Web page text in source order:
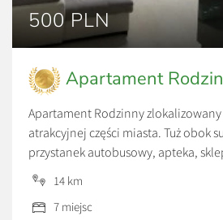
500 PLN
Apartament
Apartament Rodzinny
atrakcyjnej części miasta. Tuż obok
przystanek autobusowy, apteka,
Nieopodal stacja benzynowa,
kryta pływalnia, kluby fitness, liczne
Parking przy budynku. Osobne
14 km
7 miejsc